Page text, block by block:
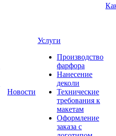
Новости
Услуги
Производство
фарфора
Нанесение
деколи
Технические
требования к
макетам
Оформление
заказа с